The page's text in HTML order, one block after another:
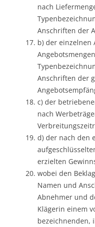
nach
Anschriften der
b) der einzelnen
Anschriften der
c) der
nach
d) der nach den
erzielten
wobei den
Namen und
Abnehmer und
Klägerin einem
bezeichnenden,